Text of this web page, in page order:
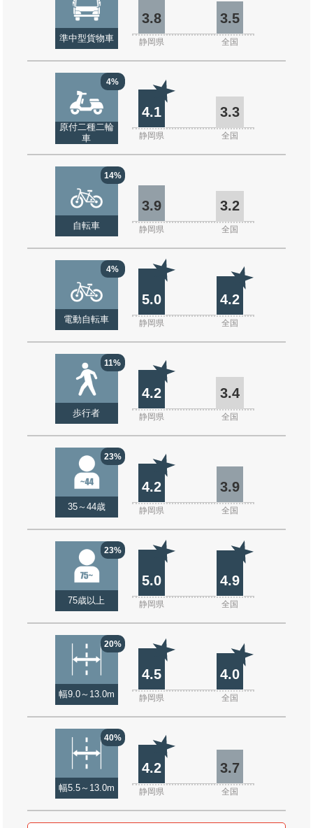
準中型貨物車
3.8 3.5
静岡県 全国
4%
原付二種二輪
車
4.1 3.3
静岡県 全国
14%
自転車
3.9 3.2
静岡県 全国
4%
電動自転車
5.0 4.2
静岡県 全国
11%
歩行者
4.2 3.4
静岡県 全国
23%
35～44歳
4.2 3.9
静岡県 全国
23%
75歳以上
5.0 4.9
静岡県 全国
20%
幅9.0～13.0m
4.5 4.0
静岡県 全国
40%
幅5.5～13.0m
4.2 3.7
静岡県 全国